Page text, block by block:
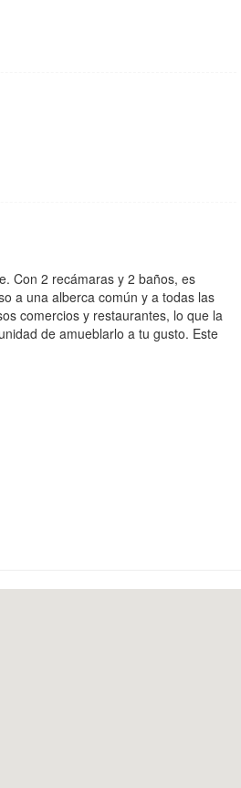
Con 2 recámaras y 2 baños, es
a una alberca común y a todas las
comercios y restaurantes, lo que la
de amueblarlo a tu gusto. Este